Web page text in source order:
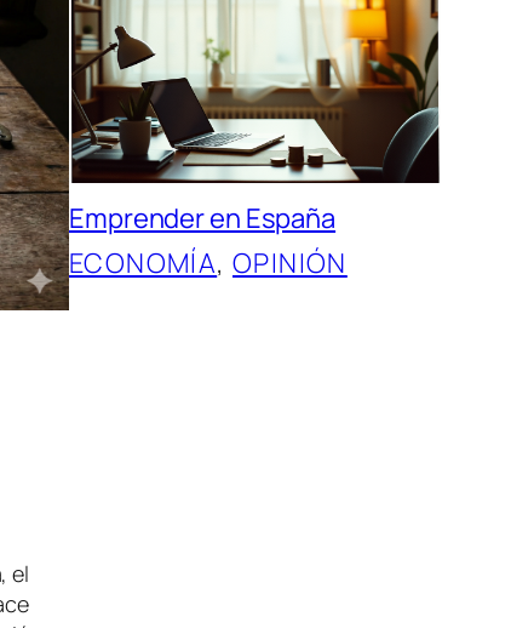
el
Emprender en España
ECONOMÍA, OPINIÓN